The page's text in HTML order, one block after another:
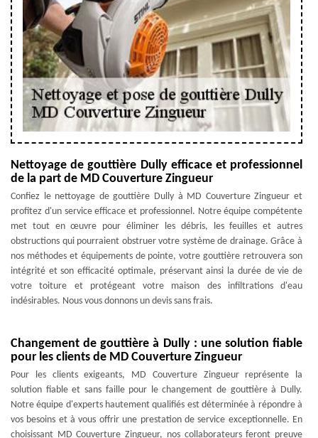
Nettoyage de gouttière Dully efficace et professionnel
de la part de MD Couverture Zingueur
Confiez le nettoyage de gouttière Dully à MD Couverture Zingueur et
profitez d'un service efficace et professionnel. Notre équipe compétente
met tout en œuvre pour éliminer les débris, les feuilles et autres
obstructions qui pourraient obstruer votre système de drainage. Grâce à
nos méthodes et équipements de pointe, votre gouttière retrouvera son
intégrité et son efficacité optimale, préservant ainsi la durée de vie de
votre toiture et protégeant votre maison des infiltrations d'eau
indésirables. Nous vous donnons un devis sans frais.
Changement de gouttière à Dully : une solution fiable
pour les clients de MD Couverture Zingueur
Pour les clients exigeants, MD Couverture Zingueur représente la
solution fiable et sans faille pour le changement de gouttière à Dully.
Notre équipe d'experts hautement qualifiés est déterminée à répondre à
vos besoins et à vous offrir une prestation de service exceptionnelle. En
choisissant MD Couverture Zingueur, nos collaborateurs feront preuve